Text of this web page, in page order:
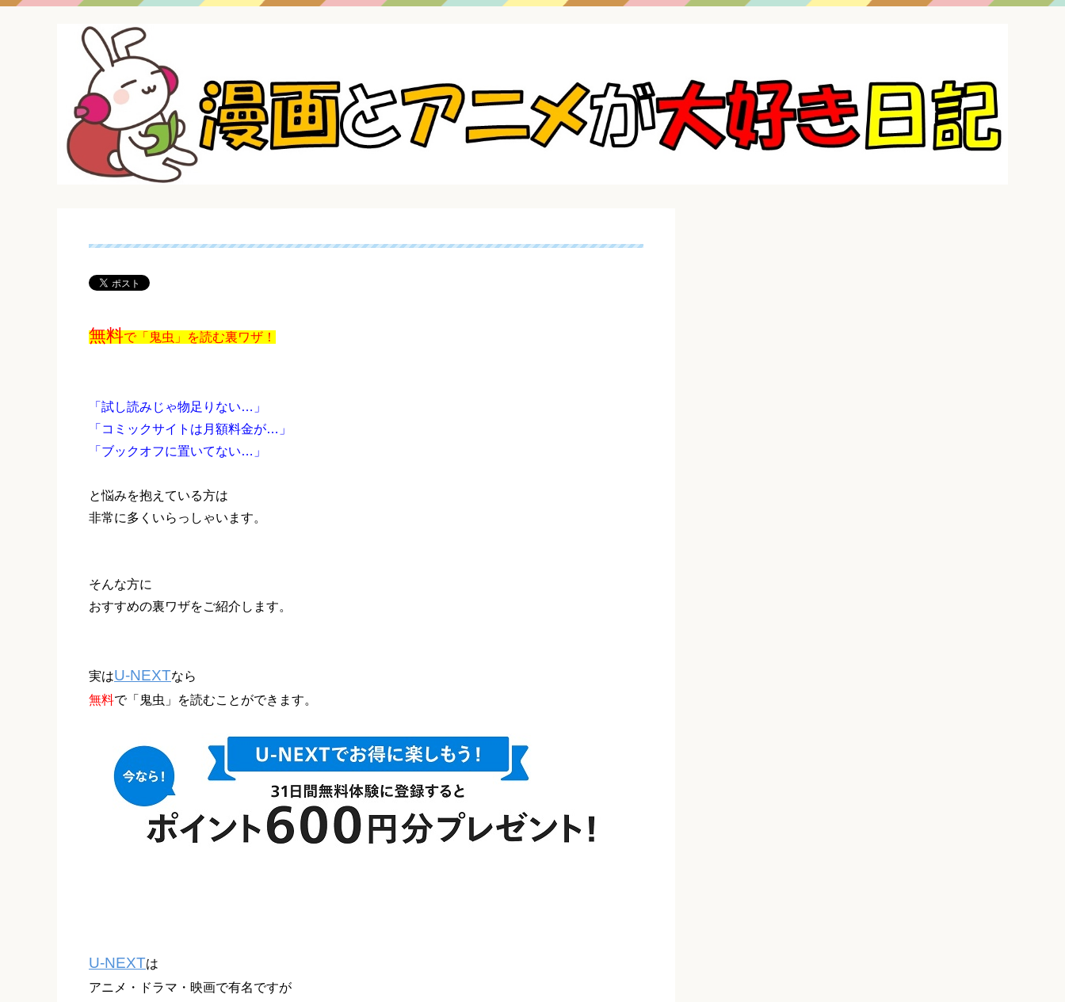
無料で「鬼虫」を読む裏ワザ！
「試し読みじゃ物足りない…」
「コミックサイトは月額料金が…」
「ブックオフに置いてない…」
と悩みを抱えている方は
非常に多くいらっしゃいます。
そんな方に
おすすめの裏ワザをご紹介します。
実はU-NEXTなら
無料で「鬼虫」を読むことができます。
U-NEXTは
アニメ・ドラマ・映画で有名ですが